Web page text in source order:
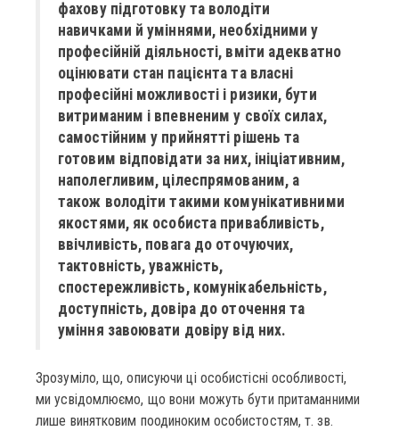
фахову підготовку та володіти
навичками й уміннями, необхідними у
професійній діяльності, вміти адекватно
оцінювати стан пацієнта та власні
професійні можливості і ризики, бути
витриманим і впевненим у своїх силах,
самостійним у прийнятті рішень та
готовим відповідати за них, ініціативним,
наполегливим, цілеспрямованим, а
також володіти такими комунікативними
якостями, як особиста привабливість,
ввічливість, повага до оточуючих,
тактовність, уважність,
спостережливість, комунікабельність,
доступність, довіра до оточення та
уміння завоювати довіру від них.
Зрозуміло, що, описуючи ці особистісні особливості,
ми усвідомлюємо, що вони можуть бути притаманними
лише винятковим поодиноким особистостям, т. зв.